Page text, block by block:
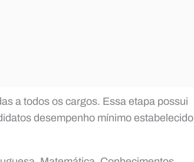
a todos os cargos. Essa etapa possui
desempenho mínimo estabelecido